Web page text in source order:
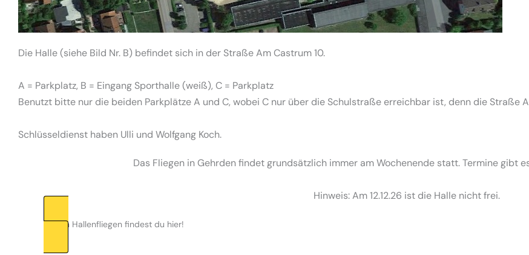
Die Halle (siehe Bild Nr. B) befindet sich in der Straße Am Castrum 10.
A = Parkplatz, B = Eingang Sporthalle (weiß), C = Parkplatz
Benutzt bitte nur die beiden Parkplätze A und C, wobei C nur über die Schulstraße erreichbar ist, denn die Straße
Schlüsseldienst haben Ulli und Wolfgang Koch.
Das Fliegen in Gehrden findet grundsätzlich immer am Wochenende statt. Termine gibt
Hinweis: Am 12.12.26 ist die Halle nicht frei.
Regeln Hallenfliegen findest du hier!